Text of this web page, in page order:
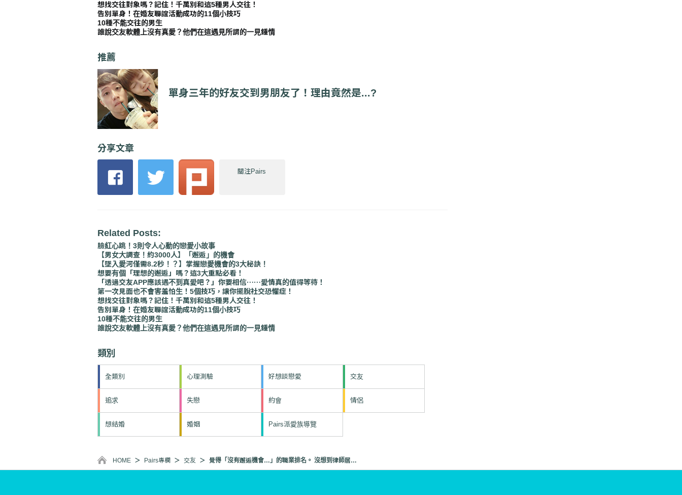
想找交往對象嗎？記住！千萬別和這5種男人交往！
告別單身！在婚友聯誼活動成功的11個小技巧
10種不能交往的男生
誰說交友軟體上沒有真愛？他們在這遇見所謂的一見鍾情
推薦
單身三年的好友交到男朋友了！理由竟然是...?
分享文章
關注Pairs
Related Posts:
臉紅心跳！3則令人心動的戀愛小故事
【男女大調查！約3000人】「邂逅」的機會
【墜入愛河僅需8.2秒！？】掌握戀愛機會的3大秘訣！
想要有個「理想的邂逅」嗎？這3大重點必看！
「透過交友APP應該遇不到真愛吧？」你要相信⋯⋯愛情真的值得等待！
第一次見面也不會害羞怕生！5個技巧，讓你擺脫社交恐懼症！
想找交往對象嗎？記住！千萬別和這5種男人交往！
告別單身！在婚友聯誼活動成功的11個小技巧
10種不能交往的男生
誰說交友軟體上沒有真愛？他們在這遇見所謂的一見鍾情
類別
全類別 心理測驗 好想談戀愛 交友
追求 失戀 約會 情侶
想結婚 婚姻 Pairs派愛族導覽
HOME Pairs專欄 交友 覺得「沒有邂逅機會…」的職業排名。 沒想到律師居然位居第二……？（男性篇）